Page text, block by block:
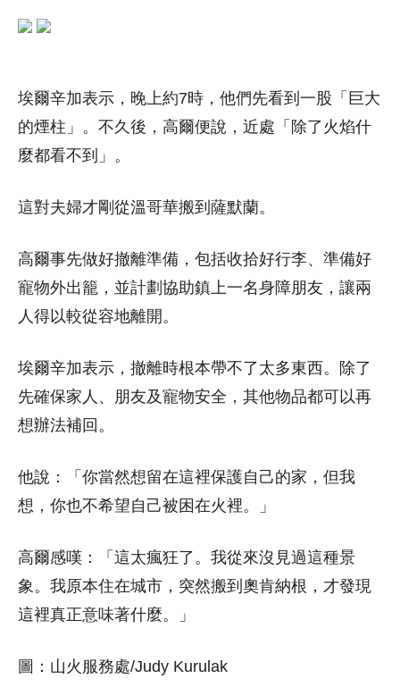
埃爾辛加表示，晚上約7時，他們先看到一股「巨大
的煙柱」。不久後，高爾便說，近處「除了火焰什
麼都看不到」。
這對夫婦才剛從溫哥華搬到薩默蘭。
高爾事先做好撤離準備，包括收拾好行李、準備好
寵物外出籠，並計劃協助鎮上一名身障朋友，讓兩
人得以較從容地離開。
埃爾辛加表示，撤離時根本帶不了太多東西。除了
先確保家人、朋友及寵物安全，其他物品都可以再
想辦法補回。
他說：「你當然想留在這裡保護自己的家，但我
想，你也不希望自己被困在火裡。」
高爾感嘆：「這太瘋狂了。我從來沒見過這種景
象。我原本住在城市，突然搬到奧肯納根，才發現
這裡真正意味著什麼。」
圖：山火服務處/Judy Kurulak